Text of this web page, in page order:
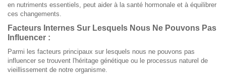
en nutriments essentiels, peut aider à la santé hormonale et à équilibrer
ces changements.
Facteurs Internes Sur Lesquels Nous Ne Pouvons Pas
Influencer :
Parmi les facteurs principaux sur lesquels nous ne pouvons pas
influencer se trouvent l'héritage génétique ou le processus naturel de
vieillissement de notre organisme.